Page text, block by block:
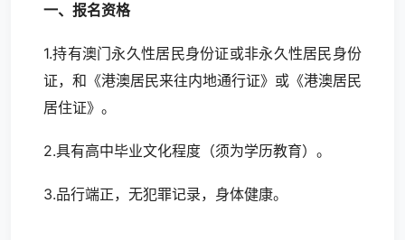
一、报名资格
1.持有澳门永久性居民身份证或非永久性居民身份
证，和《港澳居民来往内地通行证》或《港澳居民
居住证》。
2.具有高中毕业文化程度（须为学历教育）。
3.品行端正，无犯罪记录，身体健康。